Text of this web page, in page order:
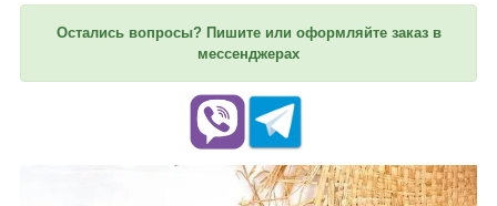
Остались вопросы? Пишите или оформляйте заказ в
мессенджерах